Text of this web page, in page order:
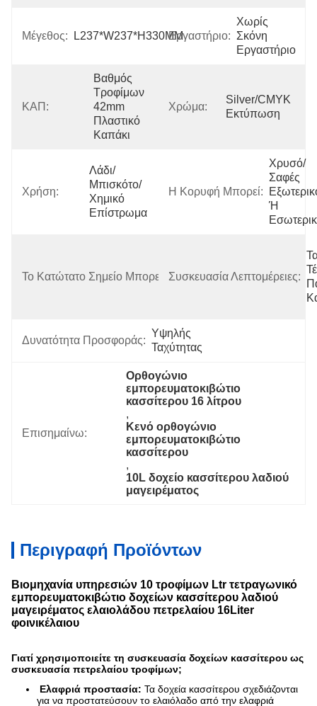
Μέγεθος: L237*W237*H330MMΕργαστήριο:
Χωρίς
Σκόνη
Εργαστήριο
ΚΑΠ:
Βαθμός
Τροφίμων
42mm
Πλαστικό
Καπάκι
Χρώμα:
Silver/CMYK
Εκτύπωση
Χρήση:
Λάδι/
Μπισκότο/
Χημικό
Επίστρωμα
Η Κορυφή Μπορεί:
Χρυσό/
Σαφές
Ή
Το Κατώτατο Σημείο Μπορεί:
Εξωτερικό
Συσκευασία Λεπτομέρειες:
Δυνατότητα Προσφοράς:
Υψηλής
Ταχύτητας
Επισημαίνω:
Ορθογώνιο
εμπορευματοκιβώτιο
κασσίτερου 16 λίτρου
,
Κενό ορθογώνιο
εμπορευματοκιβώτιο
κασσίτερου
,
10L δοχείο κασσίτερου λαδιού
μαγειρέματος
Περιγραφή Προϊόντων
Βιομηχανία υπηρεσιών 10 τροφίμων Ltr τετραγωνικό
εμπορευματοκιβώτιο δοχείων κασσίτερου λαδιού
μαγειρέματος ελαιολάδου πετρελαίου 16Liter
φοινικέλαιου
Γιατί χρησιμοποιείτε τη συσκευασία δοχείων κασσίτερου ως
συσκευασία πετρελαίου τροφίμων;
Ελαφριά προστασία: Τα δοχεία κασσίτερου σχεδιάζονται
για να προστατεύσουν το ελαιόλαδο από την ελαφριά